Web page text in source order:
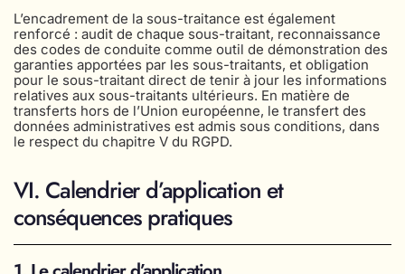
L’encadrement de la sous-traitance est également
renforcé : audit de chaque sous-traitant, reconnaissance
des codes de conduite comme outil de démonstration des
garanties apportées par les sous-traitants, et obligation
pour le sous-traitant direct de tenir à jour les informations
relatives aux sous-traitants ultérieurs. En matière de
transferts hors de l’Union européenne, le transfert des
données administratives est admis sous conditions, dans
le respect du chapitre V du RGPD.
VI. Calendrier d’application et
conséquences pratiques